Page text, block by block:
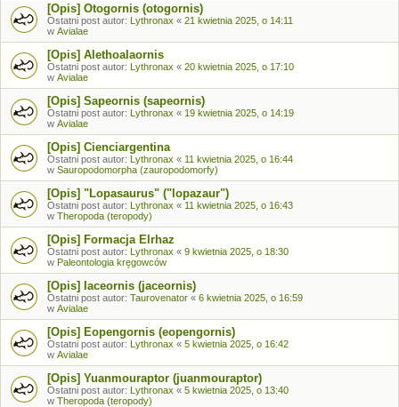
[Opis] Otogornis (otogornis)
Ostatni post autor: Lythronax « 21 kwietnia 2025, o 14:11
w Avialae
[Opis] Alethoalaornis
Ostatni post autor: Lythronax « 20 kwietnia 2025, o 17:10
w Avialae
[Opis] Sapeornis (sapeornis)
Ostatni post autor: Lythronax « 19 kwietnia 2025, o 14:19
w Avialae
[Opis] Cienciargentina
Ostatni post autor: Lythronax « 11 kwietnia 2025, o 16:44
w Sauropodomorpha (zauropodomorfy)
[Opis] "Lopasaurus" ("lopazaur")
Ostatni post autor: Lythronax « 11 kwietnia 2025, o 16:43
w Theropoda (teropody)
[Opis] Formacja Elrhaz
Ostatni post autor: Lythronax « 9 kwietnia 2025, o 18:30
w Paleontologia kręgowców
[Opis] Iaceornis (jaceornis)
Ostatni post autor: Taurovenator « 6 kwietnia 2025, o 16:59
w Avialae
[Opis] Eopengornis (eopengornis)
Ostatni post autor: Lythronax « 5 kwietnia 2025, o 16:42
w Avialae
[Opis] Yuanmouraptor (juanmouraptor)
Ostatni post autor: Lythronax « 5 kwietnia 2025, o 13:40
w Theropoda (teropody)